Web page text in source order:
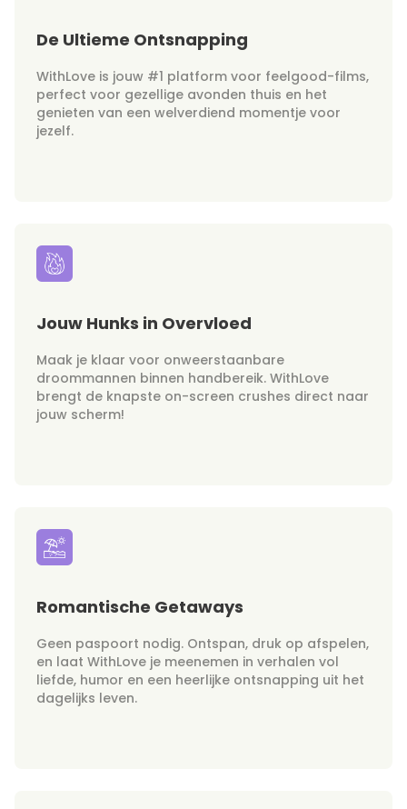
De Ultieme Ontsnapping
WithLove is jouw #1 platform voor feelgood-films,
perfect voor gezellige avonden thuis en het
genieten van een welverdiend momentje voor
jezelf.
Jouw Hunks in Overvloed
Maak je klaar voor onweerstaanbare
droommannen binnen handbereik. WithLove
brengt de knapste on-screen crushes direct naar
jouw scherm!
Romantische Getaways
Geen paspoort nodig. Ontspan, druk op afspelen,
en laat WithLove je meenemen in verhalen vol
liefde, humor en een heerlijke ontsnapping uit het
dagelijks leven.